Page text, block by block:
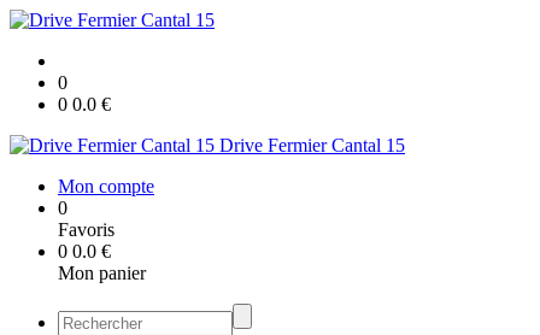
0
0 0.0 €
Drive Fermier Cantal 15
Mon compte
0
Favoris
0 0.0 €
Mon panier